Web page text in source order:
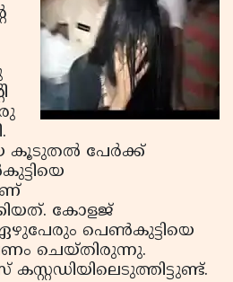
കൂടുതല്‍ പേര്‍ക്ക്
കോളജ്
ഏഴുപേരും പെണ്‍കുട്ടിയെ
ചെയ്തിരുന്നു.